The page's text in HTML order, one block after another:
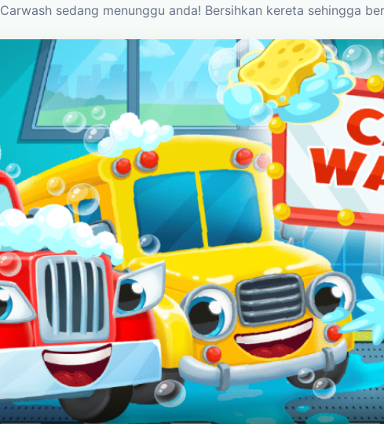
Carwash sedang menunggu anda! Bersihkan kereta sehingga